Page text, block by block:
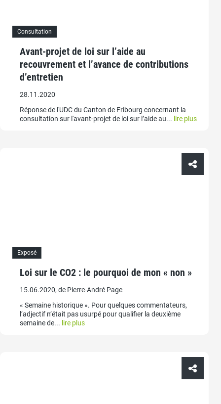
Consultation
Avant-projet de loi sur l’aide au
recouvrement et l’avance de contributions
d’entretien
28.11.2020
Réponse de l'UDC du Canton de Fribourg concernant la
consultation sur l'avant-projet de loi sur l’aide au... lire plus
Exposé
Loi sur le CO2 : le pourquoi de mon « non »
15.06.2020, de Pierre-André Page
« Semaine historique ». Pour quelques commentateurs,
l’adjectif n’était pas usurpé pour qualifier la deuxième
semaine de... lire plus